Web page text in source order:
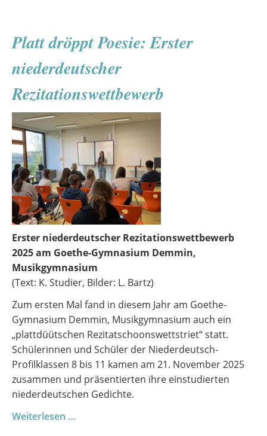
-
Schulmeisterschaften
im
Platt dröppt Poesie: Erster
niederdeutscher
Rezitationswettbewerb
Erster niederdeutscher Rezitationswettbewerb
2025 am Goethe-Gymnasium Demmin,
Musikgymnasium
(Text: K. Studier, Bilder: L. Bartz)
Zum ersten Mal fand in diesem Jahr am Goethe-
Gymnasium Demmin, Musikgymnasium auch ein
„plattdüütschen Rezitatschoonswettstriet“ statt.
Schülerinnen und Schüler der Niederdeutsch-
Profilklassen 8 bis 11 kamen am 21. November 2025
zusammen und präsentierten ihre einstudierten
niederdeutschen Gedichte.
Weiterlesen …